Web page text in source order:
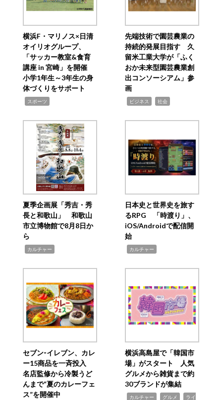
横浜F・マリノス×日清
オイリオグループ、
「サッカー教室&食育
講座 in 宮崎」を開催
小学1年生～3年生の身
体づくりをサポート
スポーツ
先端技術で園芸農業の
持続的発展目指す 久
留米工業大学が「ふく
おか未来型園芸農業創
出コンソーシアム」参
画
ビジネス 社会
夏季企画展「秀吉・秀
長と和歌山」 和歌山
市立博物館で8月8日か
ら
カルチャー
日本史と世界史を旅す
るRPG 「時渡り」、
iOS/Androidで配信開
始
カルチャー
セブン‐イレブン、カレ
ー15商品を一斉投入
名店監修から冷製うど
んまで“夏のカレーフェ
ス”を開催中
横浜高島屋で「韓国市
場」がスタート 人気
グルメから雑貨まで約
30ブランドが集結
カルチャー グルメ
ライ